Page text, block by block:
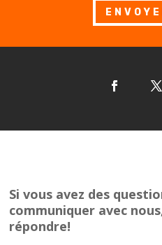
Si vous avez des
communiquer avec
répondre!